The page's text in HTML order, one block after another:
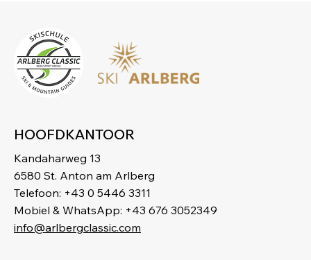
HOOFDKANTOOR
Kandaharweg 13
6580 St. Anton am Arlberg
Telefoon: +43 0 5446 3311
Mobiel & WhatsApp: +43 676 3052349
info@arlbergclassic.com